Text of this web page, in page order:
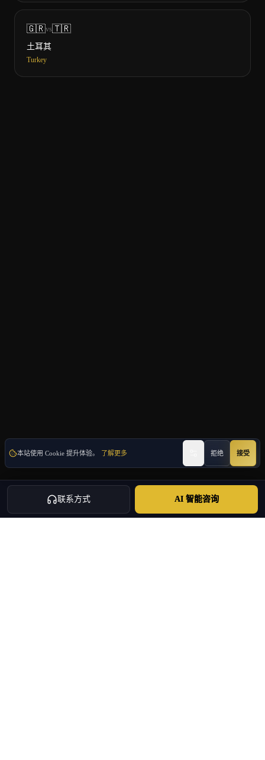
🇬🇷vs🇹🇷
土耳其
Turkey
本站使用 Cookie 提升体验。 了解更多 拒绝 接受
联系方式 AI 智能咨询